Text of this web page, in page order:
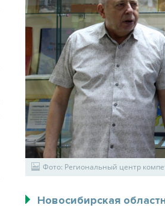
Фото: Региональный центр
Новосибирская